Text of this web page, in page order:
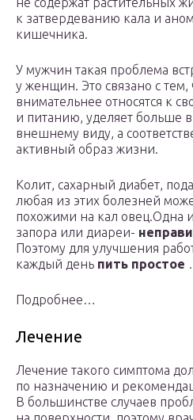
к затвердеванию кала и
кишечника.
У мужчин такая проблема
у женщин. Это связано с тем,
внимательнее относятся к
и питанию, уделяет больше
внешнему виду, а
активный образ жизни.
Колит, сахарный диабет,
любая из этих болезней
похожими на кал овец.Одна
запора или диареи-
Поэтому для улучшения
каждый день пить простое
Подробнее…
Лечение
Лечение такого симптома
по назначению и
В большинстве случаев